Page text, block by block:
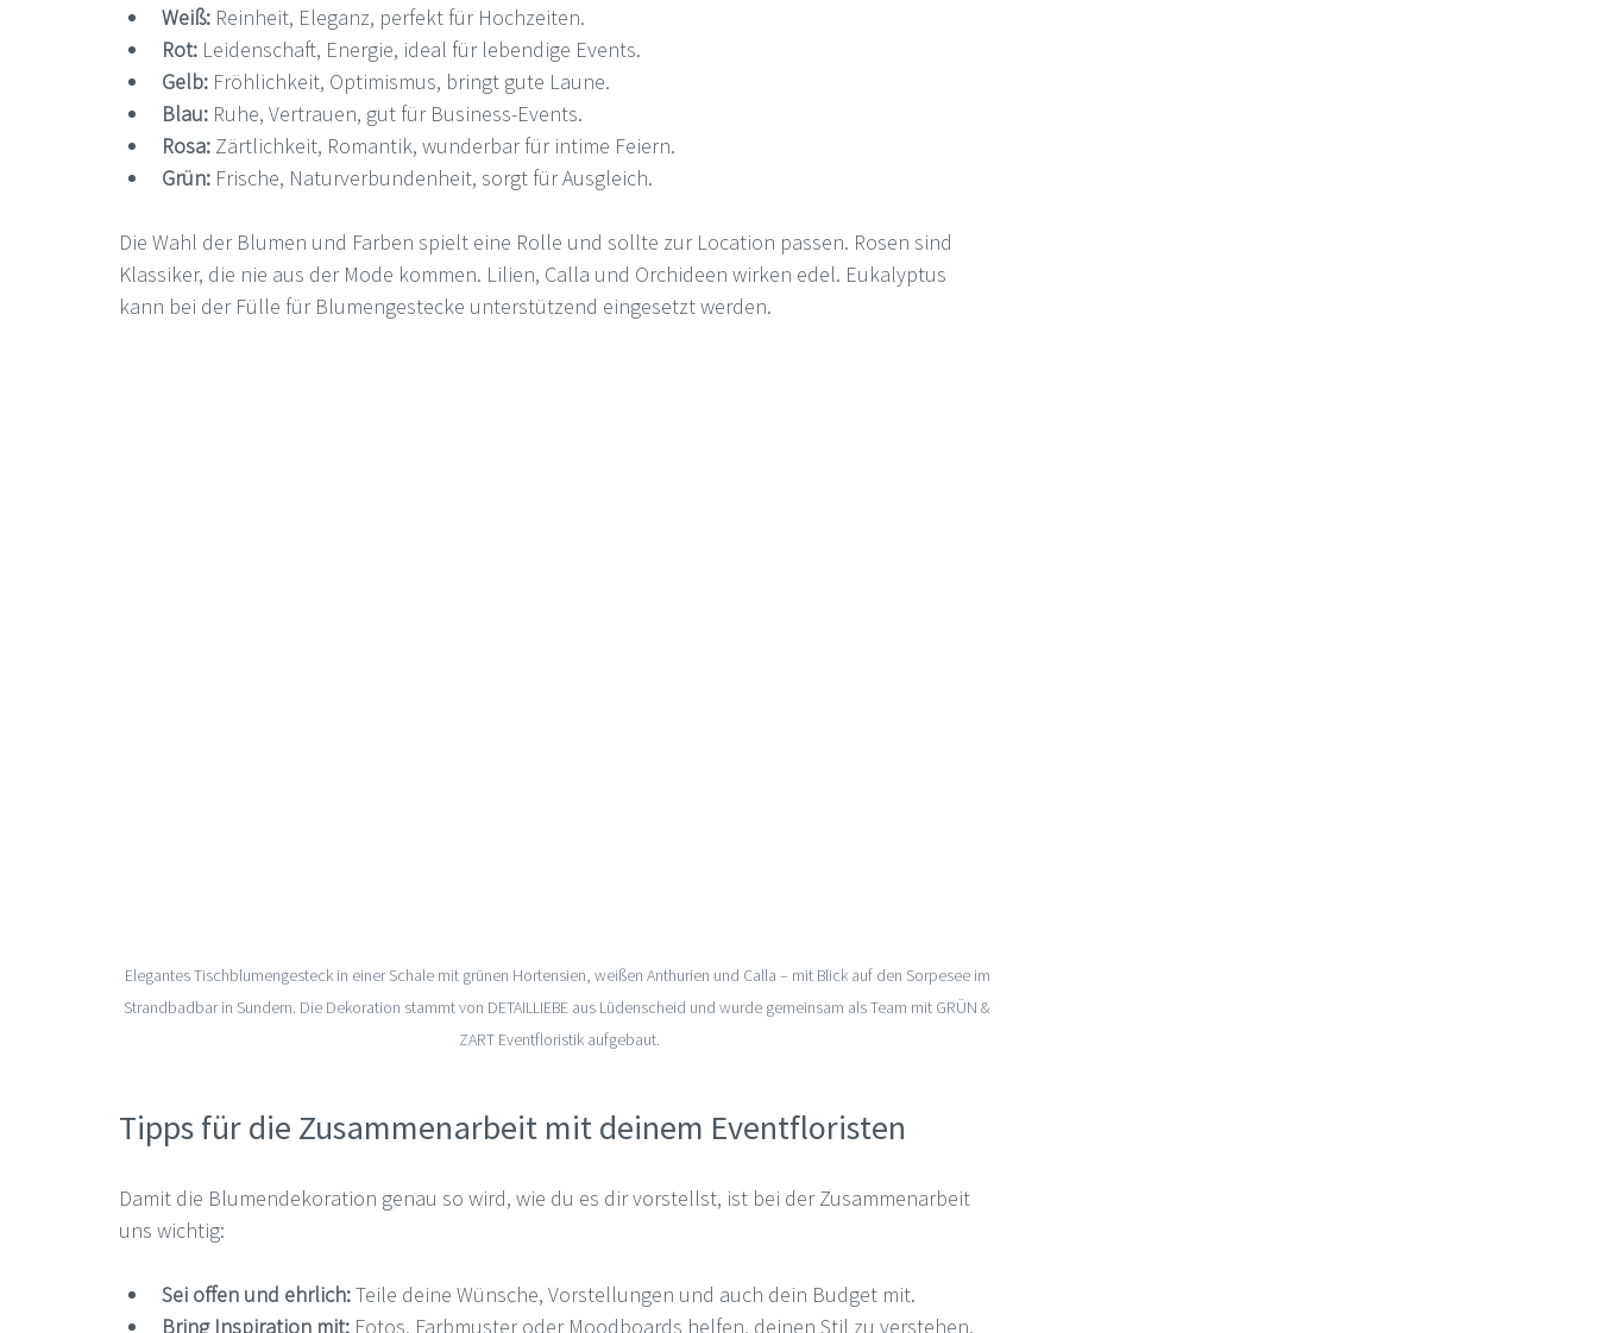
Weiß: Reinheit, Eleganz, perfekt für Hochzeiten.
Rot: Leidenschaft, Energie, ideal für lebendige Events.
Gelb: Fröhlichkeit, Optimismus, bringt gute Laune.
Blau: Ruhe, Vertrauen, gut für Business-Events.
Rosa: Zärtlichkeit, Romantik, wunderbar für intime Feiern.
Grün: Frische, Naturverbundenheit, sorgt für Ausgleich.
Die Wahl der Blumen und Farben spielt eine Rolle und sollte zur Location passen. Rosen sind
Klassiker, die nie aus der Mode kommen. Lilien, Calla und Orchideen wirken edel. Eukalyptus
kann bei der Fülle für Blumengestecke unterstützend eingesetzt werden.
Elegantes Tischblumengesteck in einer Schale mit grünen Hortensien, weißen Anthurien und Calla – mit Blick auf den Sorpesee im
Strandbadbar in Sundern. Die Dekoration stammt von DETAILLIEBE aus Lüdenscheid und wurde gemeinsam als Team mit GRÜN &
ZART Eventfloristik aufgebaut.
Tipps für die Zusammenarbeit mit deinem Eventfloristen
Damit die Blumendekoration genau so wird, wie du es dir vorstellst, ist bei der Zusammenarbeit
uns wichtig:
Sei offen und ehrlich: Teile deine Wünsche, Vorstellungen und auch dein Budget mit.
Bring Inspiration mit: Fotos, Farbmuster oder Moodboards helfen, deinen Stil zu verstehen.